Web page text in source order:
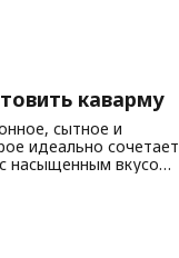
каварму
сытное и
идеально сочетает
насыщенным вкусом
мяса. Наша версия
воздухе, в